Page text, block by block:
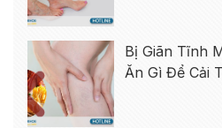
Bị Giãn Tĩnh
Ăn Gì Để Cải